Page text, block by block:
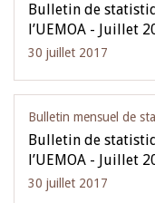
Bulletin de
l’UEMOA - Juillet
30 juillet 2017
Bulletin mensuel de
Bulletin de
l’UEMOA - Juillet
30 juillet 2017